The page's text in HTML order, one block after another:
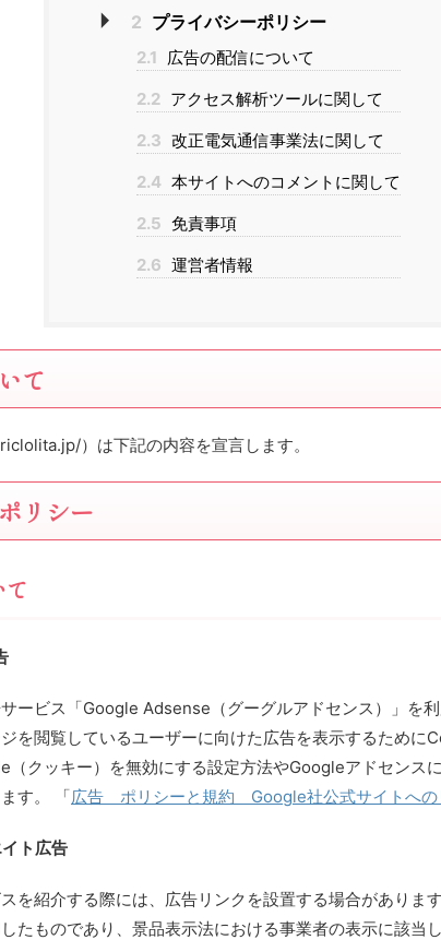
2 プライバシーポリシー
2.1 広告の配信について
2.2 アクセス解析ツールに関して
2.3 改正電気通信事業法に関して
2.4 本サイトへのコメントに関して
2.5 免責事項
2.6 運営者情報
て
）は下記の内容を宣言します。
リシー
ービス「Google Adsense（グーグルアドセンス）」を
を閲覧しているユーザーに向けた広告を表示するために
（クッキー）を無効にする設定方法やGoogleアドセンス
す。 「広告 ポリシーと規約 Google社公式サイトへの
ト広告
を紹介する際には、広告リンクを設置する場合がありま
たものであり、景品表示法における事業者の表示に該当